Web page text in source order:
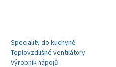
Speciality do kuchyně
Teplovzdušné ventilátory
Výrobník nápojů